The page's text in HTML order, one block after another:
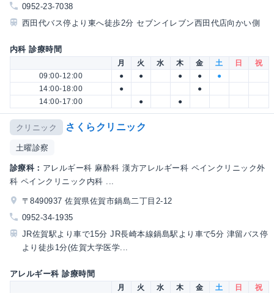
0952-23-7038
西田代バス停より東へ徒歩2分 セブンイレブン西田代店向かい側
内科 診療時間
月 火 水 木 金 土 日
祝
09:00-12:00
● ● ● ●
●
14:00-18:00
●
●
14:00-17:00
● ●
クリニック さくらクリニック
土曜診察
診療科： アレルギー科 麻酔科 漢方アレルギー科 ペインクリニック外
科 ペインクリニック内科 ...
〒8490937 佐賀県佐賀市鍋島二丁目2-12
0952-34-1935
JR佐賀駅より車で15分 JR長崎本線鍋島駅より車で5分 津留バス停
より徒歩1分(佐賀大学医学...
アレルギー科 診療時間
月 火 水 木 金 土 日
祝